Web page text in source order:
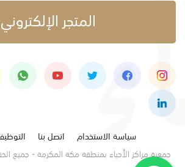
المتجر الإلكتروني
سياسة الاستخدام اتصل بنا
جمعية مراكز الأحياء بمنطقة مكة المكرمة - جميع